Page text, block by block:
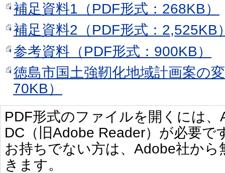
補足資料1（PDF形式：268KB）
補足資料2（PDF形式：2,525KB
参考資料（PDF形式：900KB）
徳島市国土強靭化地域計画案の
70KB）
PDF形式のファイルを開くには
DC（旧Adobe Reader）が必要で
お持ちでない方は、Adobe社か
きます。